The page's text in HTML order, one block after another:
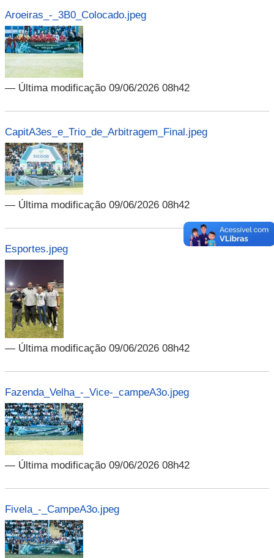
Aroeiras_-_3B0_Colocado.jpeg
— Última modificação 09/06/2026 08h42
CapitA3es_e_Trio_de_Arbitragem_Final.jpeg
— Última modificação 09/06/2026 08h42
Esportes.jpeg
— Última modificação 09/06/2026 08h42
Fazenda_Velha_-_Vice-_campeA3o.jpeg
— Última modificação 09/06/2026 08h42
Fivela_-_CampeA3o.jpeg